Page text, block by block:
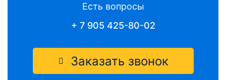
Есть вопросы
+ 7 905 425-80-02
Заказать звонок